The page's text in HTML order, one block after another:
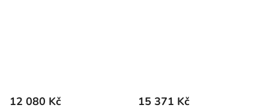
12 080 Kč 15 371 Kč